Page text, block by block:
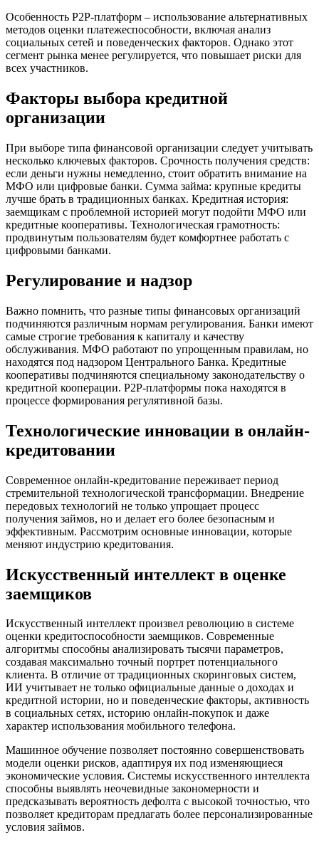
Особенность P2P-платформ – использование альтернативных
методов оценки платежеспособности, включая анализ
социальных сетей и поведенческих факторов. Однако этот
сегмент рынка менее регулируется, что повышает риски для
всех участников.
Факторы выбора кредитной
организации
При выборе типа финансовой организации следует учитывать
несколько ключевых факторов. Срочность получения средств:
если деньги нужны немедленно, стоит обратить внимание на
МФО или цифровые банки. Сумма займа: крупные кредиты
лучше брать в традиционных банках. Кредитная история:
заемщикам с проблемной историей могут подойти МФО или
кредитные кооперативы. Технологическая грамотность:
продвинутым пользователям будет комфортнее работать с
цифровыми банками.
Регулирование и надзор
Важно помнить, что разные типы финансовых организаций
подчиняются различным нормам регулирования. Банки имеют
самые строгие требования к капиталу и качеству
обслуживания. МФО работают по упрощенным правилам, но
находятся под надзором Центрального Банка. Кредитные
кооперативы подчиняются специальному законодательству о
кредитной кооперации. P2P-платформы пока находятся в
процессе формирования регулятивной базы.
Технологические инновации в онлайн-
кредитовании
Современное онлайн-кредитование переживает период
стремительной технологической трансформации. Внедрение
передовых технологий не только упрощает процесс
получения займов, но и делает его более безопасным и
эффективным. Рассмотрим основные инновации, которые
меняют индустрию кредитования.
Искусственный интеллект в оценке
заемщиков
Искусственный интеллект произвел революцию в системе
оценки кредитоспособности заемщиков. Современные
алгоритмы способны анализировать тысячи параметров,
создавая максимально точный портрет потенциального
клиента. В отличие от традиционных скоринговых систем,
ИИ учитывает не только официальные данные о доходах и
кредитной истории, но и поведенческие факторы, активность
в социальных сетях, историю онлайн-покупок и даже
характер использования мобильного телефона.
Машинное обучение позволяет постоянно совершенствовать
модели оценки рисков, адаптируя их под изменяющиеся
экономические условия. Системы искусственного интеллекта
способны выявлять неочевидные закономерности и
предсказывать вероятность дефолта с высокой точностью, что
позволяет кредиторам предлагать более персонализированные
условия займов.